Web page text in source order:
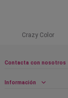
Crazy Color
Contacta con nosotros
Información